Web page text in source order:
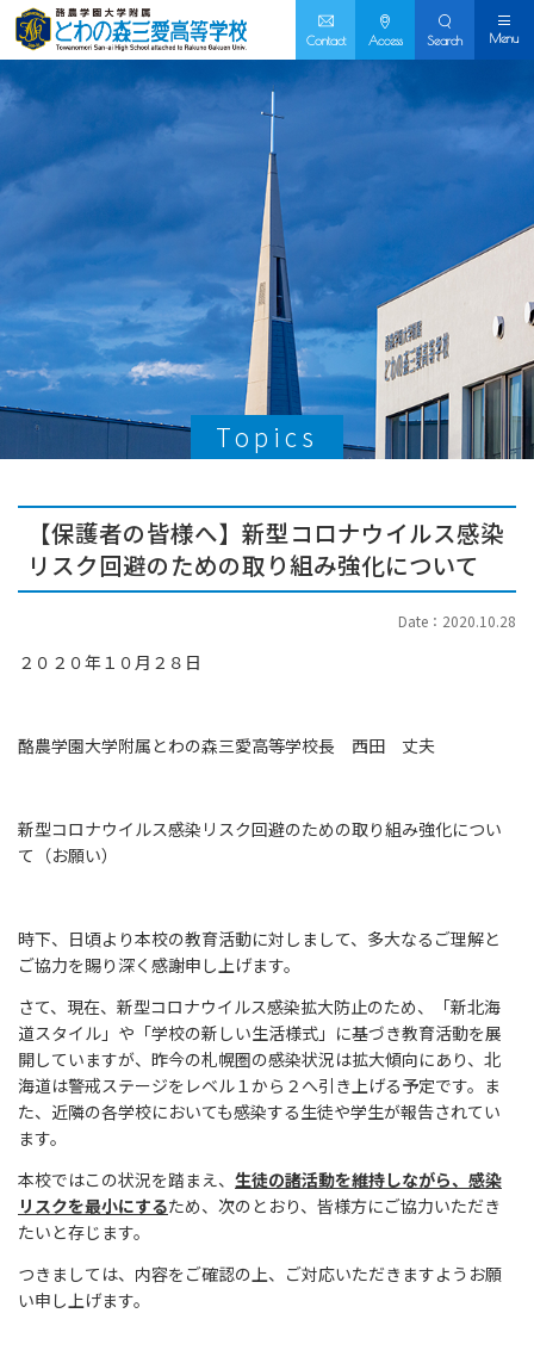
Contact Access Search Menu
Topics
【保護者の皆様へ】新型コロナウイルス感染
リスク回避のための取り組み強化について
Date：2020.10.28
２０２０年１０月２８日
酪農学園大学附属とわの森三愛高等学校長 西田 丈夫
新型コロナウイルス感染リスク回避のための取り組み強化につい
て（お願い）
時下、日頃より本校の教育活動に対しまして、多大なるご理解と
ご協力を賜り深く感謝申し上げます。
さて、現在、新型コロナウイルス感染拡大防止のため、「新北海
道スタイル」や「学校の新しい生活様式」に基づき教育活動を展
開していますが、昨今の札幌圏の感染状況は拡大傾向にあり、北
海道は警戒ステージをレベル１から２へ引き上げる予定です。ま
た、近隣の各学校においても感染する生徒や学生が報告されてい
ます。
本校ではこの状況を踏まえ、 生徒の諸活動を維持しながら、感染
リスクを最小にするため、次のとおり、皆様方にご協力いただき
たいと存じます。
つきましては、内容をご確認の上、ご対応いただきますようお願
い申し上げます。